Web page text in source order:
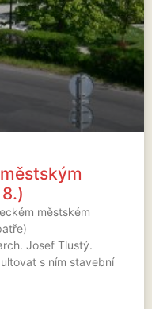
městském
Josef Tlustý.
s ním stavební